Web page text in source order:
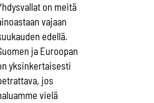
on meitä
vajaan
edellä.
ja Euroopan
yksinkertaisesti
jos
vielä